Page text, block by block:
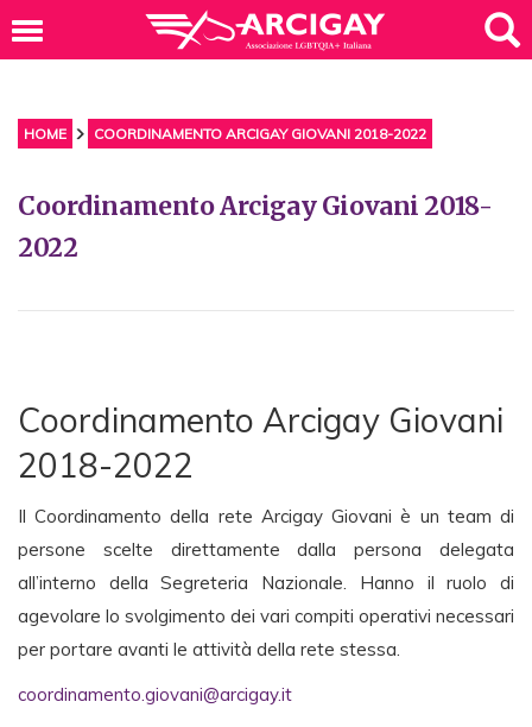
HOME COORDINAMENTO ARCIGAY GIOVANI 2018-2022
Coordinamento Arcigay Giovani 2018-
2022
Coordinamento Arcigay Giovani
2018-2022
Il Coordinamento della rete Arcigay Giovani è un team di
persone scelte direttamente dalla persona delegata
all’interno della Segreteria Nazionale. Hanno il ruolo di
agevolare lo svolgimento dei vari compiti operativi necessari
per portare avanti le attività della rete stessa.
coordinamento.giovani@arcigay.it